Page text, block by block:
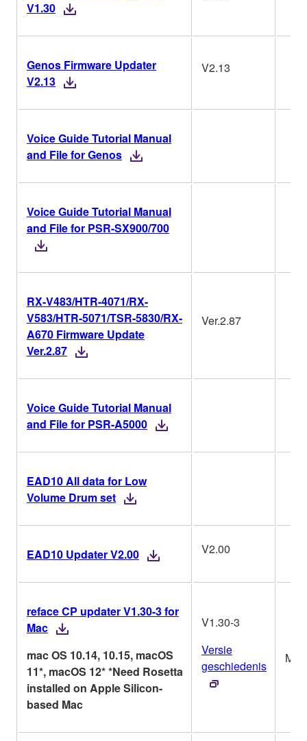
V1.30
Genos Firmware Updater
V2.13
V2.13
Voice Guide Tutorial Manual
and File for Genos
Voice Guide Tutorial Manual
and File for PSR-SX900/700
RX-V483/HTR-4071/RX-
V583/HTR-5071/TSR-5830/RX-
A670 Firmware Update
Ver.2.87
Ver.2.87
Voice Guide Tutorial Manual
and File for PSR-A5000
EAD10 All data for Low
Volume Drum set
EAD10 Updater V2.00 V2.00
reface CP updater V1.30-3 for
Mac
mac OS 10.14, 10.15, macOS
11*, macOS 12* *Need Rosetta
installed on Apple Silicon-
based Mac
V1.30-3
Versie
geschiedenis
Mac